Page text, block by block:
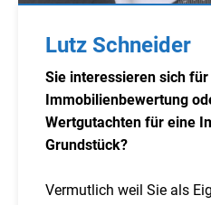
Lutz Schneider
Sie interessieren sich
Immobilienbewertung
Wertgutachten für eine
Grundstück?
Vermutlich weil Sie als